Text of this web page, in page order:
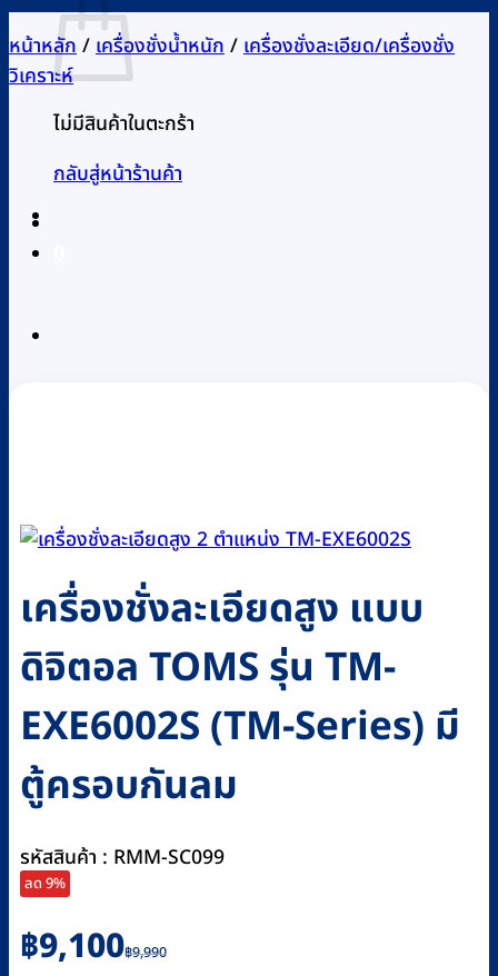
ไม่มีสินค้าในตะกร้า
กลับสู่หน้าร้านค้า
หน้าหลัก/เครื่องชั่งน้ำหนัก/เครื่องชั่งละเอียด/เครื่องชั่ง
วิเคราะห์
เครื่องชั่งละเอียดสูง แบบ
ดิจิตอล TOMS รุ่น TM-
EXE6002S (TM-Series) มี
ตู้ครอบกันลม
รหัสสินค้า : RMM-SC099
ลด 9%
฿9,990
Original
price
฿9,100
Current
price